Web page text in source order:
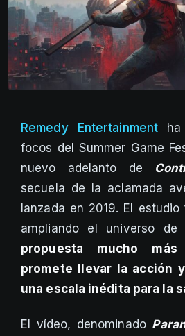
Remedy Entertainment ha
focos del Summer Game
nuevo adelanto de
secuela de la aclamada
lanzada en 2019. El
ampliando el universo de
propuesta mucho
promete llevar la acción
una escala inédita para la
El vídeo, denominado